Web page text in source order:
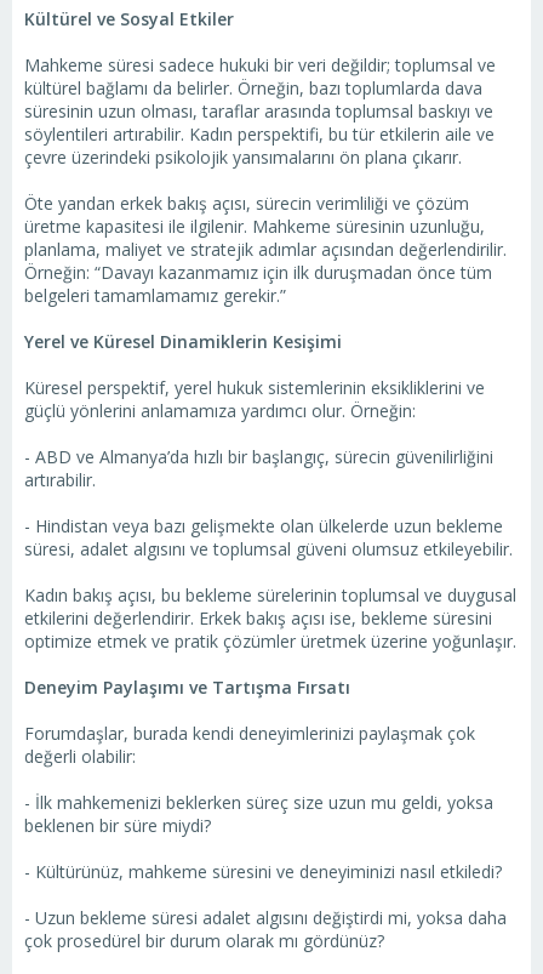
Kültürel ve Sosyal Etkiler
Mahkeme süresi sadece hukuki bir veri değildir; toplumsal ve
kültürel bağlamı da belirler. Örneğin, bazı toplumlarda dava
süresinin uzun olması, taraflar arasında toplumsal baskıyı ve
söylentileri artırabilir. Kadın perspektifi, bu tür etkilerin aile ve
çevre üzerindeki psikolojik yansımalarını ön plana çıkarır.
Öte yandan erkek bakış açısı, sürecin verimliliği ve çözüm
üretme kapasitesi ile ilgilenir. Mahkeme süresinin uzunluğu,
planlama, maliyet ve stratejik adımlar açısından değerlendirilir.
Örneğin: “Davayı kazanmamız için ilk duruşmadan önce tüm
belgeleri tamamlamamız gerekir.”
Yerel ve Küresel Dinamiklerin Kesişimi
Küresel perspektif, yerel hukuk sistemlerinin eksikliklerini ve
güçlü yönlerini anlamamıza yardımcı olur. Örneğin:
- ABD ve Almanya’da hızlı bir başlangıç, sürecin güvenilirliğini
artırabilir.
- Hindistan veya bazı gelişmekte olan ülkelerde uzun bekleme
süresi, adalet algısını ve toplumsal güveni olumsuz etkileyebilir.
Kadın bakış açısı, bu bekleme sürelerinin toplumsal ve duygusal
etkilerini değerlendirir. Erkek bakış açısı ise, bekleme süresini
optimize etmek ve pratik çözümler üretmek üzerine yoğunlaşır.
Deneyim Paylaşımı ve Tartışma Fırsatı
Forumdaşlar, burada kendi deneyimlerinizi paylaşmak çok
değerli olabilir:
- İlk mahkemenizi beklerken süreç size uzun mu geldi, yoksa
beklenen bir süre miydi?
- Kültürünüz, mahkeme süresini ve deneyiminizi nasıl etkiledi?
- Uzun bekleme süresi adalet algısını değiştirdi mi, yoksa daha
çok prosedürel bir durum olarak mı gördünüz?